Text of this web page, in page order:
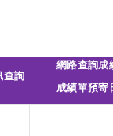
查詢
網路查詢成
成績單預寄